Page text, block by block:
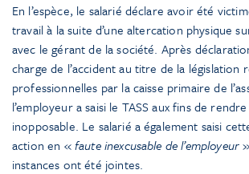
En l’espèce, le salarié déclare avoir été
travail à la suite d’une altercation physique
avec le gérant de la société. Après
charge de l’accident au titre de la législation
professionnelles par la caisse primaire de
l’employeur a saisi le TASS aux fins de
inopposable. Le salarié a également saisi
action en «faute inexcusable de l’employeur
instances ont été jointes.